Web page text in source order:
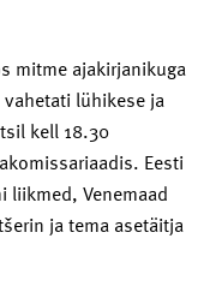
mitme ajakirjanikuga
vahetati lühikese ja
kell 18.30
Eesti
Venemaad
ja tema asetäitja